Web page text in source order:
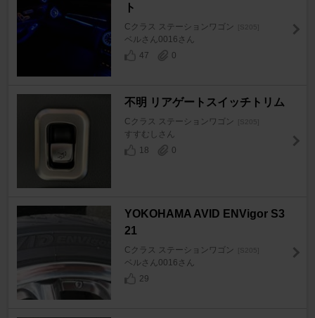
ト
Cクラス ステーションワゴン [S205]
ベルさん0016さん
47
0
不明 リアゲートスイッチトリム
Cクラス ステーションワゴン [S205]
すすむしさん
18
0
YOKOHAMA AVID ENVigor S3
21
Cクラス ステーションワゴン [S205]
ベルさん0016さん
29